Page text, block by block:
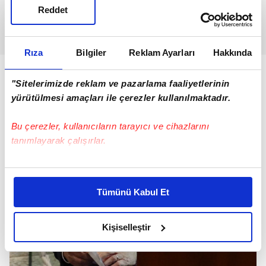
Rıza Bilgiler Reklam Ayarları Hakkında
"Sitelerimizde reklam ve pazarlama faaliyetlerinin
yürütülmesi amaçları ile çerezler kullanılmaktadır.
Bu çerezler, kullanıcıların tarayıcı ve cihazlarını
tanımlayarak çalışırlar.
Bu çerezlere izin vermeniz halinde sizlere özel
daha iyi reklam deneyimi yaşatabiliriz. Bunu yaparken
amacımızın size daha iyi bir reklam deneyimi sunmak
olduğunu ve sizlere en iyi içerikleri sunabilmek adına
elimizden gelen çabayı gösterdiğimizi ve bu noktada,
reklamların maliyetlerimizi karşılamak noktasında tek gelir
Tümünü Kabul Et
Kişiselleştir
Reddet